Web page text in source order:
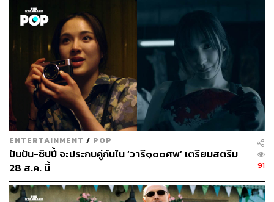
สิ่งที่สะท้อนว่ากลยุทธ์ของ Disney ประสบความสำเร็จอย่าง
งดงามคือ การทำลายสถิติทั้งรายได้และกำไรจากการดำเนิน
งาน โดยเฉพาะในไตรมาสสิ้นสุดวันที่ 2 กรกฎาคม ธุรกิจที่
รวมสวนสนุกอยู่ด้วยมีรายได้เป็นประวัติการณ์ที่ 5.42 พันล้าน
ดอลลาร์ และกำไรจากการดำเนินงาน1.65 พันล้านดอลลาร์
ด้วยกัน
Josh D’Amaro ประธานแผนกสวนสนุก ประสบการณ์ และ
ผลิตภัณฑ์ของ Disney กล่าวว่า การเปลี่ยนแปลงดังกล่าว
ทำให้ผู้มาเยือนมีทางเลือกมากขึ้นในการใช้เวลาและเงินใน
สวนสนุก ในขณะเดียวกันก็ทำให้สวนสนุก “ประสบความ
สำเร็จในเชิงพาณิชย์อย่างมาก ”
ENTERTAINMENT / POP
ปันปัน-ชิปปี้ จะประกบคู่กันใน ‘วารี๑๐๐ศพ’ เตรียมสตรีม
28 ส.ค. นี้
91